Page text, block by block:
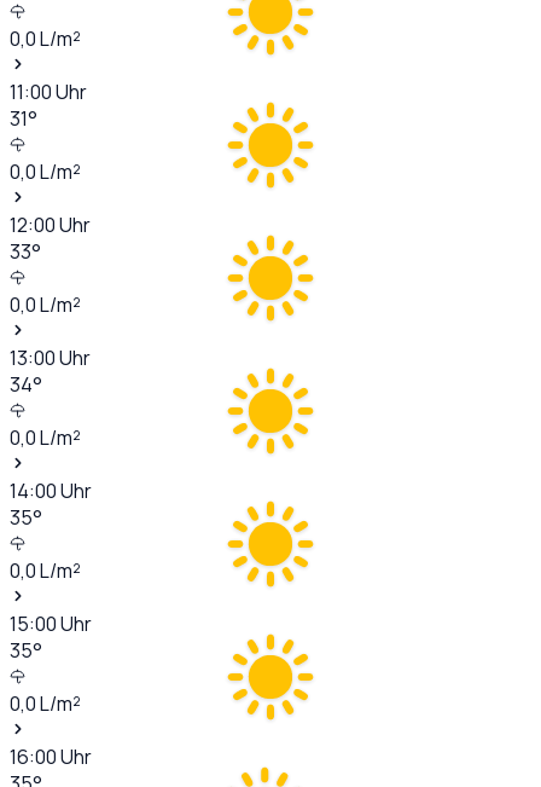
0,0L/m²
11:00Uhr
31°
0,0L/m²
12:00Uhr
33°
0,0L/m²
13:00Uhr
34°
0,0L/m²
14:00Uhr
35°
0,0L/m²
15:00Uhr
35°
0,0L/m²
16:00Uhr